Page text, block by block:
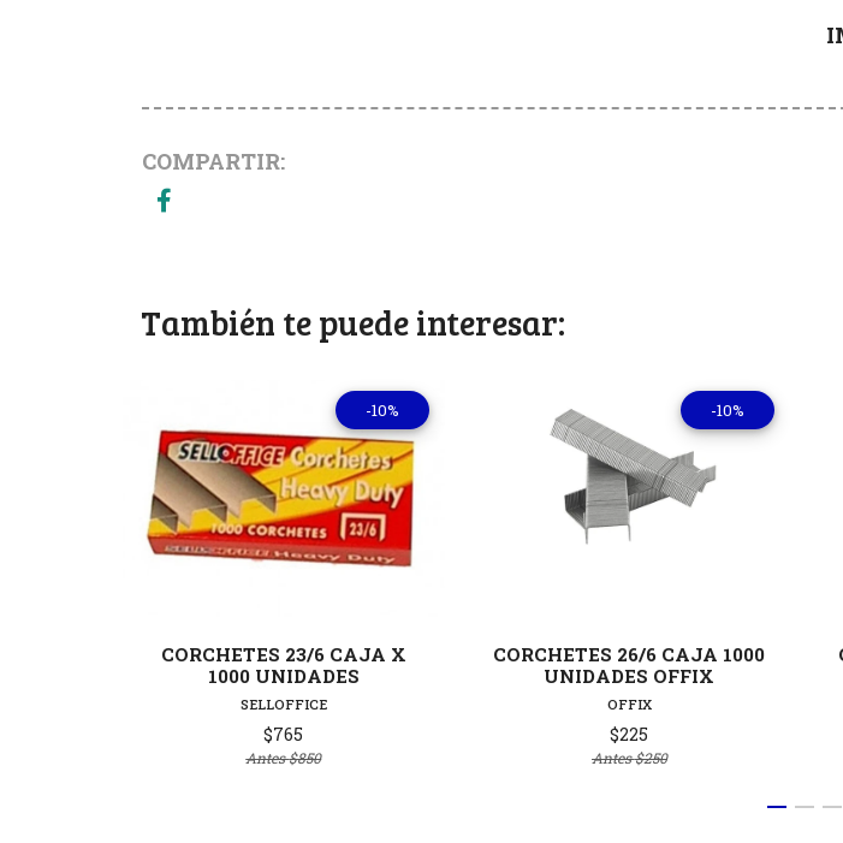
COMPARTIR:
También te puede interesar:
-10%
CORCHETES 23/6 CAJA X
1000 UNIDADES
SELLOFFICE
Ver detalles
$765
Antes$850
-10%
CORCHETES 26/6 CAJA 1000
UNIDADES OFFIX
OFFIX
$225
Antes$250